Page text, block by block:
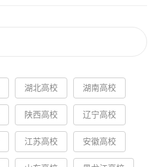
湖北高校 湖南高校
陕西高校 辽宁高校
江苏高校 安徽高校